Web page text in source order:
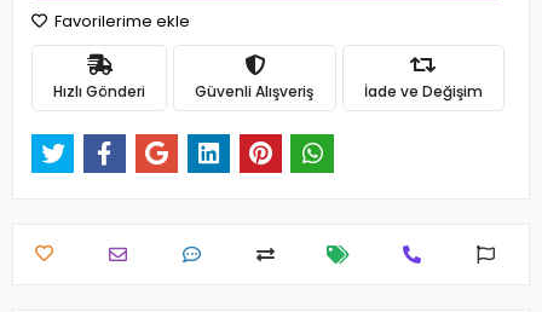
Favorilerime ekle
Hızlı Gönderi Güvenli Alışveriş İade ve Değişim